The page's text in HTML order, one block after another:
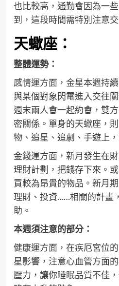
也比較高，通勤會因為一
到，這段時間需特別注意交
天蠍座：
整體運勢：
感情運方面，金星本週持
與某個對象閃電進入交往
週末兩人會一起約會，雙
密關係。單身的天蠍座，
物、追星、追劇、手遊上
金錢運方面，新月發生在
理財計劃，把錢存下來。
買較為昂貴的物品。新月
理財、投資……相關的計畫
助。
本週須注意的部分：
健康運方面，在疾厄宮位
星影響，注意心血管方面
壓力，讓你睡眠品質不佳